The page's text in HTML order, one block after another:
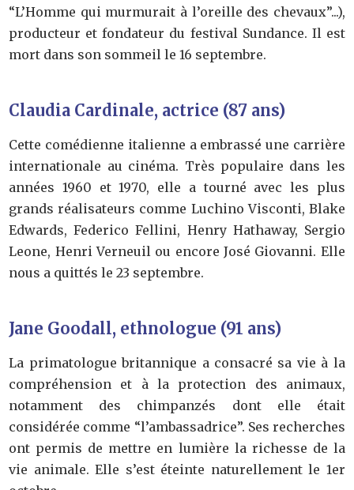
“L’Homme qui murmurait à l’oreille des chevaux”...),
producteur et fondateur du festival Sundance. Il est
mort dans son sommeil le 16 septembre.
Claudia Cardinale, actrice (87 ans)
Cette comédienne italienne a embrassé une carrière
internationale au cinéma. Très populaire dans les
années 1960 et 1970, elle a tourné avec les plus
grands réalisateurs comme Luchino Visconti, Blake
Edwards, Federico Fellini, Henry Hathaway, Sergio
Leone, Henri Verneuil ou encore José Giovanni. Elle
nous a quittés le 23 septembre.
Jane Goodall, ethnologue (91 ans)
La primatologue britannique a consacré sa vie à la
compréhension et à la protection des animaux,
notamment des chimpanzés dont elle était
considérée comme “l’ambassadrice”. Ses recherches
ont permis de mettre en lumière la richesse de la
vie animale. Elle s’est éteinte naturellement le 1er